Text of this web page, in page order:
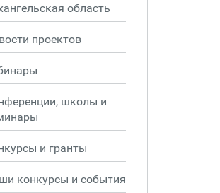
область
проектов
школы и
и гранты
конкурсы и события